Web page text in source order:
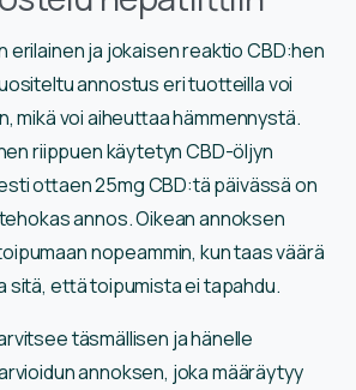
erilainen ja jokaisen reaktio CBD:hen
annostus eri tuotteilla voi
mikä voi aiheuttaa hämmennystä.
riippuen käytetyn CBD-öljyn
ottaen 25mg CBD:tä päivässä on
annos. Oikean annoksen
nopeammin, kun taas väärä
sitä, että toipumista ei tapahdu.
täsmällisen ja hänelle
annoksen, joka määräytyy